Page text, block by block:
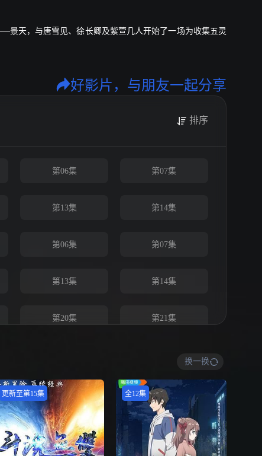
景天，与唐雪见、徐长卿及紫萱几人开始了一场为收集五灵
好影片，与朋友一起分享
排序
第06集 第07集
第13集 第14集
第06集 第07集
第13集 第14集
第20集 第21集
换一换
更新至第15集 全12集